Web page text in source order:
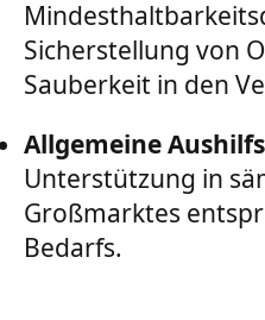
Sicherstellung von
Sauberkeit in den
Allgemeine
Unterstützung in
Großmarktes
Bedarfs.